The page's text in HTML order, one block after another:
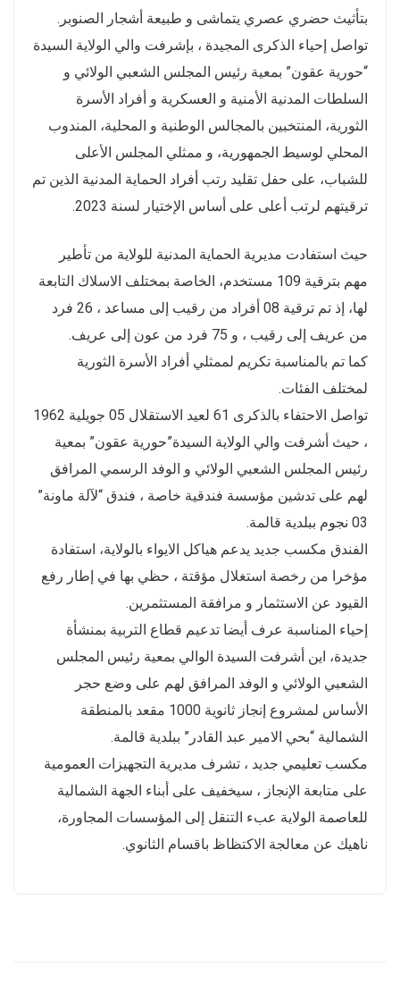
بتأثيث حضري عصري يتماشى و طبيعة أشجار الصنوبر.
تواصل إحياء الذكرى المجيدة ، بإشرفت والي الولاية السيدة
“حورية عقون” بمعية رئيس المجلس الشعبي الولائي و
السلطات المدنية الأمنية و العسكرية و أفراد الأسرة
الثورية، المنتخبين بالمجالس الوطنية و المحلية، المندوب
المحلي لوسيط الجمهورية، و ممثلي المجلس الأعلى
للشباب، على حفل تقليد رتب أفراد الحماية المدنية الذين تم
ترقيتهم لرتب أعلى على أساس الإختيار لسنة 2023.
حيث استفادت مديرية الحماية المدنية للولاية من تأطير
مهم بترقية 109 مستخدم، الخاصة بمختلف الاسلاك التابعة
لها، إذ تم ترقية 08 أفراد من رقيب إلى مساعد ، 26 فرد
من عريف إلى رقيب ، و 75 فرد من عون إلى عريف.
كما تم بالمناسبة تكريم لممثلي أفراد الأسرة الثورية
لمختلف الفئات.
تواصل الاحتفاء بالذكرى 61 لعيد الاستقلال 05 جويلية 1962
، حيث أشرفت والي الولاية السيدة”حورية عقون” بمعية
رئيس المجلس الشعبي الولائي و الوفد الرسمي المرافق
لهم على تدشين مؤسسة فندقية خاصة ، فندق “لآلة ماونة”
03 نجوم ببلدية قالمة.
الفندق مكسب جديد يدعم هياكل الايواء بالولاية، استفادة
مؤخرا من رخصة استغلال مؤقتة ، حظي بها في إطار رفع
القيود عن الاستثمار و مرافقة المستثمرين.
إحياء المناسبة عرف أيضا تدعيم قطاع التربية بمنشأة
جديدة، اين أشرفت السيدة الوالي بمعية رئيس المجلس
الشعبي الولائي و الوفد المرافق لهم على وضع حجر
الأساس لمشروع إنجاز ثانوية 1000 مقعد بالمنطقة
الشمالية “بحي الامير عبد القادر” ببلدية قالمة.
مكسب تعليمي جديد ، تشرف مديرية التجهيزات العمومية
على متابعة الإنجاز ، سيخفيف على أبناء الجهة الشمالية
للعاصمة الولاية عبء التنقل إلى المؤسسات المجاورة،
ناهيك عن معالجة الاكتظاظ باقسام الثانوي.